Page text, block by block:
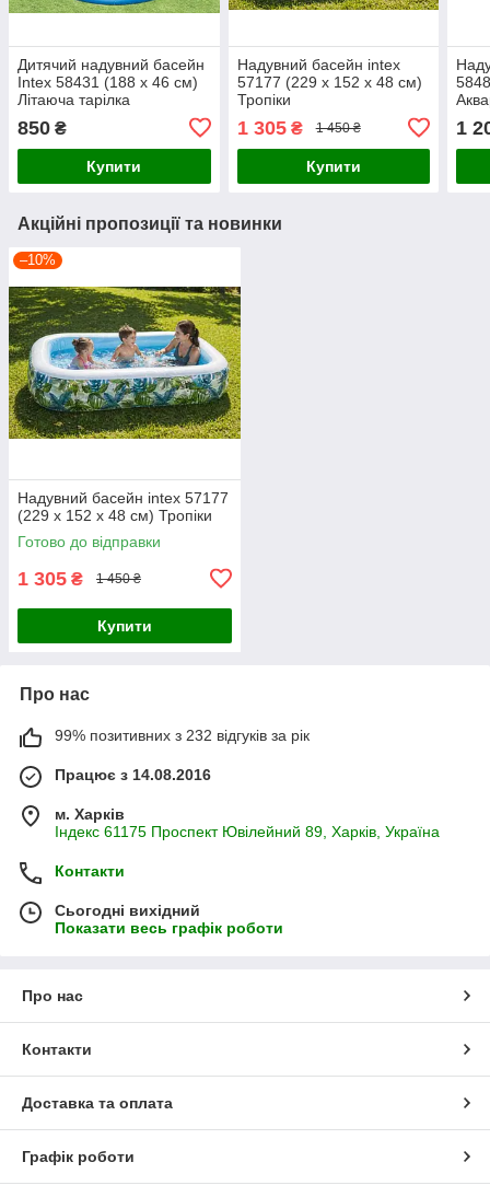
Дитячий надувний басейн
Intex 58431 (188 х 46 см)
Літаюча тарілка
850 ₴
Купити
Надувний басейн intex
57177 (229 х 152 х 48 см)
Тропіки
1 305₴ 1 450 ₴
Купити
1
Акційні пропозиції та новинки
–10%
Надувний басейн intex 57177
(229 х 152 х 48 см) Тропіки
Готово до відправки
1 305 ₴ 1 450 ₴
Купити
Про нас
99% позитивних з 232 відгуків за рік
Працює з 14.08.2016
м. Харків
Індекс 61175 Проспект Ювілейний 89, Харків, Україна
Контакти
Сьогодні вихідний
Показати весь графік роботи
Про нас
Контакти
Доставка та оплата
Графік роботи